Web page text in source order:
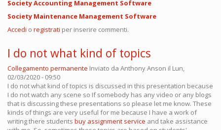
Society Accounting Management Software
Society Maintenance Management Software
Accedi o registrati per inserire commenti.
I do not what kind of topics
Collegamento permanente Inviato da Anthony Anson il Lun,
02/03/2020 - 09:50
I do not what kind of topics is discussed in this presentation because
I do not watch any scene so If somebody has any video or any blogs
that is discussing these presentations so please let me know. These
kinds of things are very useful for me because I have a work of
writing there students buy assignment service and take assistance